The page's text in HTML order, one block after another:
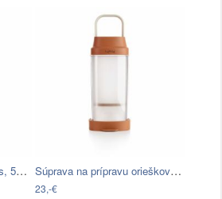
Čierny šejker Zone Rocks, 550 ml Súprava na prípravu orieškového mlieka…
23,-€